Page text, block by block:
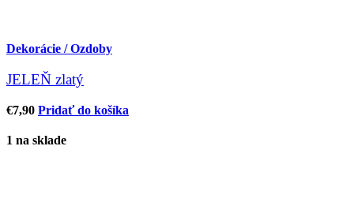
Dekorácie / Ozdoby
JELEŇ zlatý
€7,90 Pridať do košíka
1 na sklade